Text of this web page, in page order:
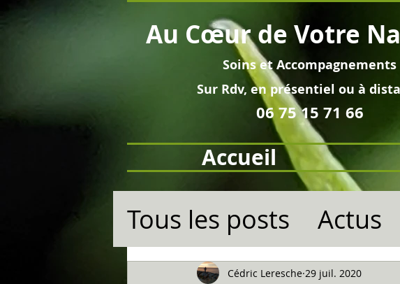
Soins etAccompagnements
Sur Rdv, en présentiel ou à
06 75 15 71 66
Au Cœurde Votre
Accueil
Tous les posts Actus
Cédric Leresche 29 juil. 2020